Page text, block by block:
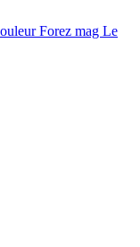
Forez mag Le